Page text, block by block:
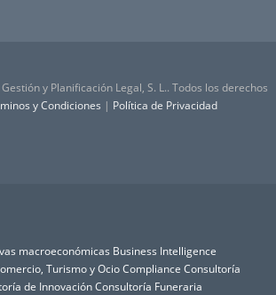
y Planificación Legal, S. L.. Todos los derechos
y Condiciones | Política de Privacidad
macroeconómicas Business Intelligence
Turismo y OcioCompliance Consultoría
de InnovaciónConsultoría Funeraria